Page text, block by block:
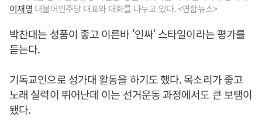
이재명 더불어민주당 대표와 대화를 나누고 있다. <연합뉴스>
박찬대는 성품이 좋고 이른바 '인싸' 스타일이라는 평가를
듣는다.
기독교인으로 성가대 활동을 하기도 했다. 목소리가 좋고
노래 실력이 뛰어난데 이는 선거운동 과정에서도 큰 보탬이
됐다.